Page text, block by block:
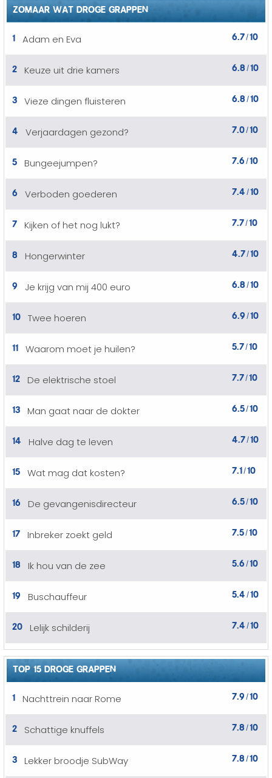
ZOMAAR WAT DROGE GRAPPEN
1 Adam en Eva 6.7/10
2 Keuze uit drie kamers 6.8 /10
3 Vieze dingen fluisteren 6.8/10
4 Verjaardagen gezond? 7.0/10
5 Bungeejumpen? 7.6 /10
6 Verboden goederen 7.4 /10
7 Kijken of het nog lukt? 7.7/10
8 Hongerwinter 4.7/10
9 Je krijg van mij 400 euro 6.8/10
10 Twee hoeren 6.9 /10
11 Waarom moet je huilen? 5.7/10
12 De elektrische stoel 7.7/10
13 Man gaat naar de dokter 6.5/10
14 Halve dag te leven 4.7/10
15 Wat mag dat kosten? 7.1/10
16 De gevangenisdirecteur 6.5/10
17 Inbreker zoekt geld 7.5/10
18 Ik hou van de zee 5.6 /10
19 Buschauffeur 5.4 /10
20 Lelijk schilderij 7.4 /10
TOP 15 DROGE GRAPPEN
1
Nachttrein naar Rome 7.9 /10
2 Schattige knuffels 7.8 /10
3 Lekker broodje SubWay 7.8/10